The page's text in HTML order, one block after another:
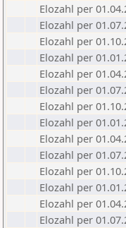
Elozahl per
Elozahl per
Elozahl per
Elozahl per
Elozahl per
Elozahl per
Elozahl per
Elozahl per
Elozahl per
Elozahl per
Elozahl per
Elozahl per
Elozahl per
Elozahl per